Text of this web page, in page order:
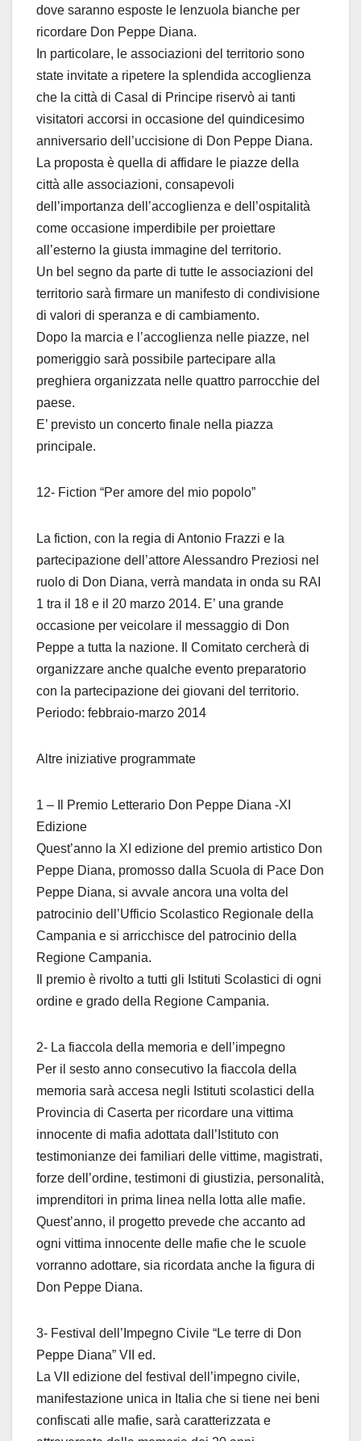
dove saranno esposte le lenzuola bianche per
ricordare Don Peppe Diana.
In particolare, le associazioni del territorio sono
state invitate a ripetere la splendida accoglienza
che la città di Casal di Principe riservò ai tanti
visitatori accorsi in occasione del quindicesimo
anniversario dell’uccisione di Don Peppe Diana.
La proposta è quella di affidare le piazze della
città alle associazioni, consapevoli
dell’importanza dell’accoglienza e dell’ospitalità
come occasione imperdibile per proiettare
all’esterno la giusta immagine del territorio.
Un bel segno da parte di tutte le associazioni del
territorio sarà firmare un manifesto di condivisione
di valori di speranza e di cambiamento.
Dopo la marcia e l’accoglienza nelle piazze, nel
pomeriggio sarà possibile partecipare alla
preghiera organizzata nelle quattro parrocchie del
paese.
E’ previsto un concerto finale nella piazza
principale.
12- Fiction “Per amore del mio popolo”
La fiction, con la regia di Antonio Frazzi e la
partecipazione dell’attore Alessandro Preziosi nel
ruolo di Don Diana, verrà mandata in onda su RAI
1 tra il 18 e il 20 marzo 2014. E’ una grande
occasione per veicolare il messaggio di Don
Peppe a tutta la nazione. Il Comitato cercherà di
organizzare anche qualche evento preparatorio
con la partecipazione dei giovani del territorio.
Periodo: febbraio-marzo 2014
Altre iniziative programmate
1 – Il Premio Letterario Don Peppe Diana -XI
Edizione
Quest’anno la XI edizione del premio artistico Don
Peppe Diana, promosso dalla Scuola di Pace Don
Peppe Diana, si avvale ancora una volta del
patrocinio dell’Ufficio Scolastico Regionale della
Campania e si arricchisce del patrocinio della
Regione Campania.
Il premio è rivolto a tutti gli Istituti Scolastici di ogni
ordine e grado della Regione Campania.
2- La fiaccola della memoria e dell’impegno
Per il sesto anno consecutivo la fiaccola della
memoria sarà accesa negli Istituti scolastici della
Provincia di Caserta per ricordare una vittima
innocente di mafia adottata dall’Istituto con
testimonianze dei familiari delle vittime, magistrati,
forze dell’ordine, testimoni di giustizia, personalità,
imprenditori in prima linea nella lotta alle mafie.
Quest’anno, il progetto prevede che accanto ad
ogni vittima innocente delle mafie che le scuole
vorranno adottare, sia ricordata anche la figura di
Don Peppe Diana.
3- Festival dell’Impegno Civile “Le terre di Don
Peppe Diana” VII ed.
La VII edizione del festival dell’impegno civile,
manifestazione unica in Italia che si tiene nei beni
confiscati alle mafie, sarà caratterizzata e